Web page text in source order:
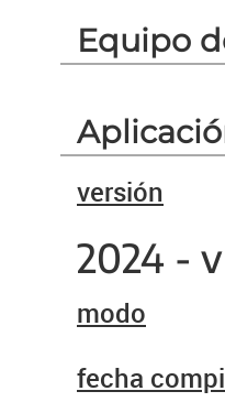
Equipo
versión
2024 -
modo
fecha